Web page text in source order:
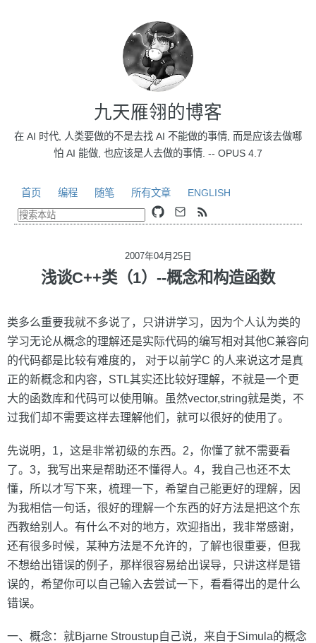
九天雁翎的博客
在 AI 时代, 人类要做的不是去找 AI 不能做的事情, 而是应该去做哪
怕 AI 能做, 也应该是人去做的事情. -- OPUS 4.7
首页 编程 随笔 所有文章 ENGLISH
2007年04月25日
浅谈C++类（1）--概念和构造函数
类多么重要我就不多说了，只讲讲学习，因为个人认为类的
学习无论从概念的理解还是实际代码的编写相对其他C兼容向
的代码都是比较有难度的， 对于以前学C 的人来说这才是真
正的新概念和内容，STL其实还比较好理解，不就是一个更
大的函数库和代码可以使用嘛。虽然vector,string就是类，不
过我们却不需要这样去理解他们，就可以很好的使用了。
先说明，1，这是非常初级的东西。2，你懂了就不需要看
了。3，我写出来是帮助还不懂得人。4，我自己也还不太
懂，所以才写下来，梳理一下，希望自己能更好的理解，因
为我相信一句话，很好的理解一个东西的好方法是把这个东
西教给别人。有什么不对的地方，欢迎指出，我非常感谢，
还有很多时候，某种方法是不允许的，了解也很重要，但我
不想给出错误的例子，那样很容易给出误导，只讲这样是错
误的，希望你可以自己输入去尝试一下，看看得出的是什么
错误。
一、概念：就Bjarne Stroustup自己说，来自于Simula的概念